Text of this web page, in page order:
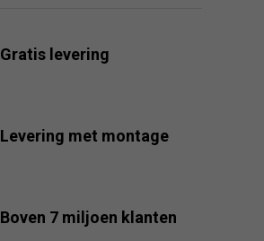
Gratis levering
Levering met montage
Boven 7 miljoen klanten